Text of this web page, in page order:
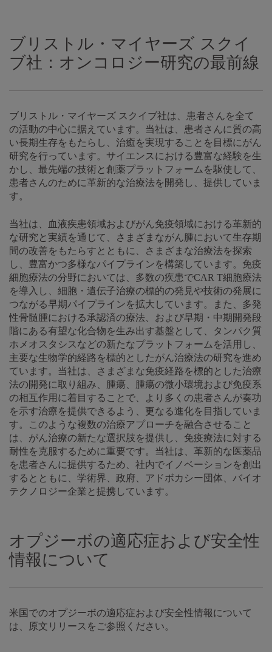
ブリストル・マイヤーズ スクイ
ブ社：オンコロジー研究の最前線
ブリストル・マイヤーズ スクイブ社は、患者さんを全て
の活動の中心に据えています。当社は、患者さんに質の高
い長期生存をもたらし、治癒を実現することを目標にがん
研究を行っています。サイエンスにおける豊富な経験を生
かし、最先端の技術と創薬プラットフォームを駆使して、
患者さんのために革新的な治療法を開発し、提供していま
す。
当社は、血液疾患領域およびがん免疫領域における革新的
な研究と実績を通じて、さまざまながん腫において生存期
間の改善をもたらすとともに、さまざまな治療法を探索
し、豊富かつ多様なパイプラインを構築しています。免疫
細胞療法の分野においては、多数の疾患でCAR T細胞療法
を導入し、細胞・遺伝子治療の標的の発見や技術の発展に
つながる早期パイプラインを拡大しています。また、多発
性骨髄腫における承認済の療法、および早期・中期開発段
階にある有望な化合物を生み出す基盤として、タンパク質
ホメオスタシスなどの新たなプラットフォームを活用し、
主要な生物学的経路を標的としたがん治療法の研究を進め
ています。当社は、さまざまな免疫経路を標的とした治療
法の開発に取り組み、腫瘍、腫瘍の微小環境および免疫系
の相互作用に着目することで、より多くの患者さんが奏功
を示す治療を提供できるよう、更なる進化を目指していま
す。このような複数の治療アプローチを融合させること
は、がん治療の新たな選択肢を提供し、免疫療法に対する
耐性を克服するために重要です。当社は、革新的な医薬品
を患者さんに提供するため、社内でイノベーションを創出
するとともに、学術界、政府、アドボカシー団体、バイオ
テクノロジー企業と提携しています。
オプジーボの適応症および安全性
情報について
米国でのオプジーボの適応症および安全性情報について
は、原文リリースをご参照ください。